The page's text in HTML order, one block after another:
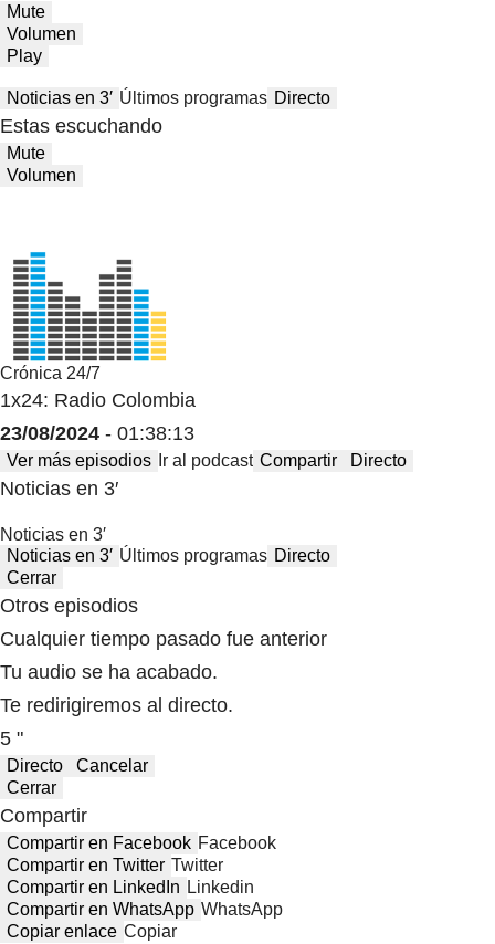
Mute
Volumen
Play
Noticias en 3′ Últimos programas Directo
Estas escuchando
Mute
Volumen
Crónica 24/7
1x24: Radio Colombia
23/08/2024 - 01:38:13
Ver más episodios Ir al podcast Compartir Directo
Noticias en 3′
Noticias en 3′
Noticias en 3′ Últimos programas Directo
Cerrar
Otros episodios
Cualquier tiempo pasado fue anterior
Tu audio se ha acabado.
Te redirigiremos al directo.
5 "
Directo
Cancelar
Cerrar
Compartir
Compartir en Facebook Facebook
Compartir en Twitter Twitter
Compartir en LinkedIn Linkedin
Compartir en WhatsApp WhatsApp
Copiar enlace Copiar